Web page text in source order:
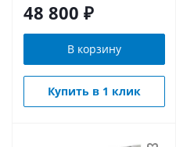
48 800 ₽
В корзину
Купить в 1 клик